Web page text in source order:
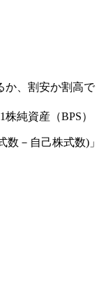
か、割安か割高で
純資産（BPS）
－自己株式数)」